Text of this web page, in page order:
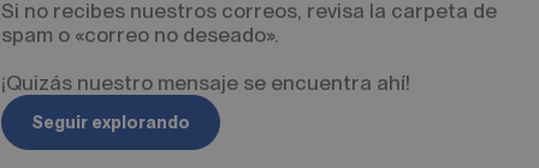
Si no recibes nuestros correos, revisa la carpeta de
spam o «correo no deseado».
¡Quizás nuestro mensaje se encuentra ahí!
Seguir explorando